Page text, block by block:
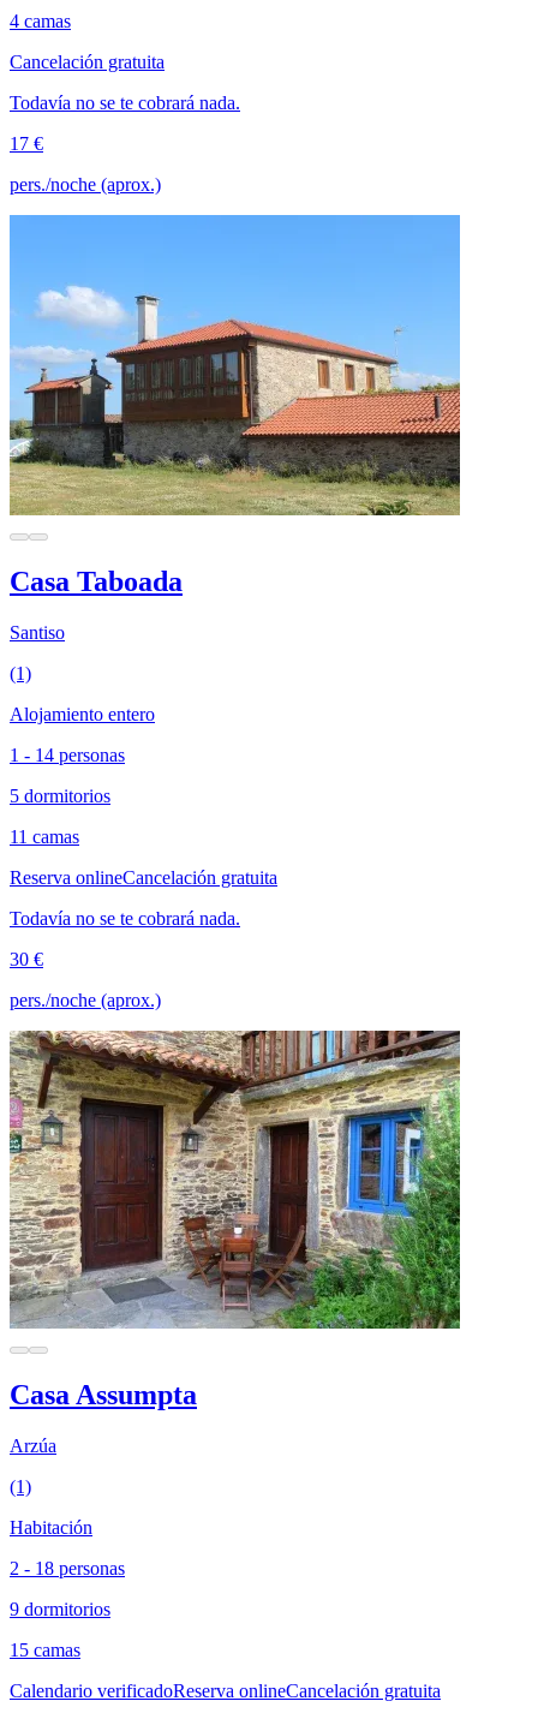
4 camas
Cancelación gratuita
Todavía no se te cobrará nada.
17 €
pers./noche (aprox.)
Casa Taboada
Santiso
(1)
Alojamiento entero
1 - 14 personas
5 dormitorios
11 camas
Reserva onlineCancelación gratuita
Todavía no se te cobrará nada.
30 €
pers./noche (aprox.)
Casa Assumpta
Arzúa
(1)
Habitación
2 - 18 personas
9 dormitorios
15 camas
Calendario verificadoReserva onlineCancelación gratuita